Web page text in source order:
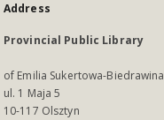
Address
Provincial Public Library
of Emilia Sukertowa-Biedrawina
ul. 1 Maja 5
10-117 Olsztyn